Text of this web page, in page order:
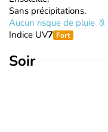
Sans précipitations.
Aucun risque de pluie
Indice UV7 Fort
Soir